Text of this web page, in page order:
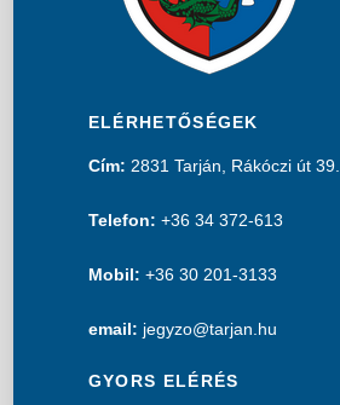
ELÉRHETŐSÉGEK
Cím: 2831 Tarján, Rákóczi út 39.
Telefon: +36 34 372-613
Mobil: +36 30 201-3133
email: jegyzo@tarjan.hu
GYORS ELÉRÉS